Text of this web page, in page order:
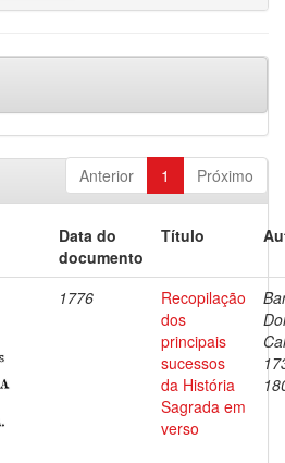
Anterior 1 Próximo
Data do
documento
Título
1776
Recopilação
dos
principais
sucessos
da História
Sagrada em
verso